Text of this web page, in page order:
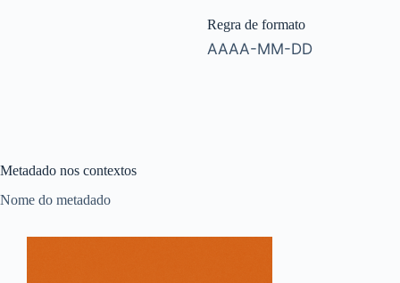
Regra de formato
AAAA-MM-DD
Metadado nos contextos
Nome do metadado